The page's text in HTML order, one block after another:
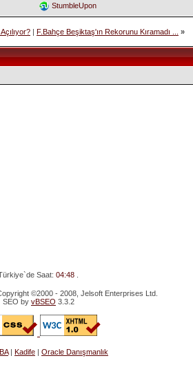
StumbleUpon
| F.Bahçe Beşiktaş'ın Rekorunu Kıramadı ... »
Saat:04:48
©2000 - 2008, Jelsoft Enterprises Ltd.
SEO by vBSEO 3.3.2
| Kadife| Oracle Danışmanlık